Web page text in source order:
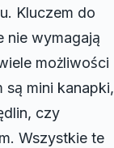
Kluczem do
nie wymagają
możliwości
są mini kanapki,
czy
Wszystkie te